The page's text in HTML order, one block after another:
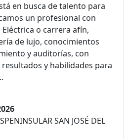
en busca de talento para
un profesional con
o carrera afín,
de lujo, conocimientos
y auditorías, con
y habilidades para
SAN JOSÉ DEL